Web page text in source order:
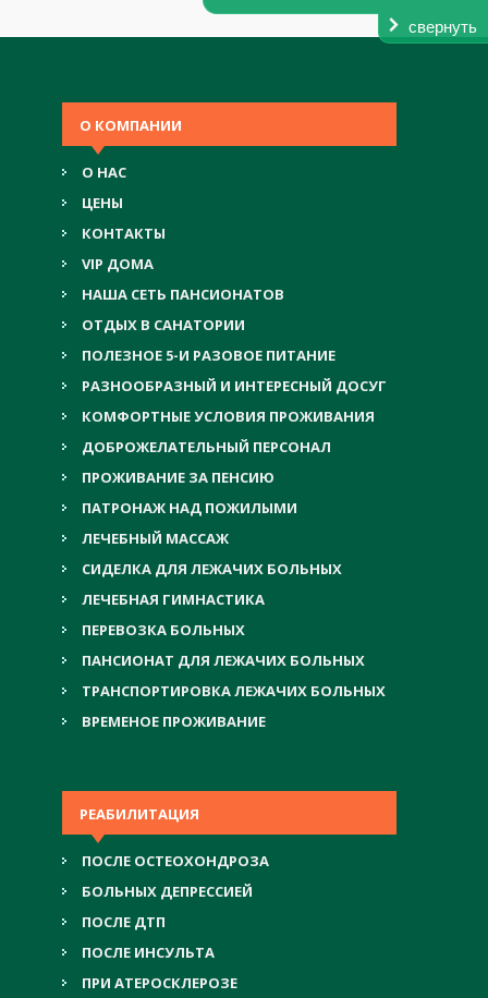
свернуть
О КОМПАНИИ
О НАС
ЦЕНЫ
КОНТАКТЫ
VIP ДОМА
НАША СЕТЬ ПАНСИОНАТОВ
ОТДЫХ В САНАТОРИИ
ПОЛЕЗНОЕ 5-И РАЗОВОЕ ПИТАНИЕ
РАЗНООБРАЗНЫЙ И ИНТЕРЕСНЫЙ ДОСУГ
КОМФОРТНЫЕ УСЛОВИЯ ПРОЖИВАНИЯ
ДОБРОЖЕЛАТЕЛЬНЫЙ ПЕРСОНАЛ
ПРОЖИВАНИЕ ЗА ПЕНСИЮ
ПАТРОНАЖ НАД ПОЖИЛЫМИ
ЛЕЧЕБНЫЙ МАССАЖ
СИДЕЛКА ДЛЯ ЛЕЖАЧИХ БОЛЬНЫХ
ЛЕЧЕБНАЯ ГИМНАСТИКА
ПЕРЕВОЗКА БОЛЬНЫХ
ПАНСИОНАТ ДЛЯ ЛЕЖАЧИХ БОЛЬНЫХ
ТРАНСПОРТИРОВКА ЛЕЖАЧИХ БОЛЬНЫХ
ВРЕМЕНОЕ ПРОЖИВАНИЕ
РЕАБИЛИТАЦИЯ
ПОСЛЕ ОСТЕОХОНДРОЗА
БОЛЬНЫХ ДЕПРЕССИЕЙ
ПОСЛЕ ДТП
ПОСЛЕ ИНСУЛЬТА
ПРИ АТЕРОСКЛЕРОЗЕ